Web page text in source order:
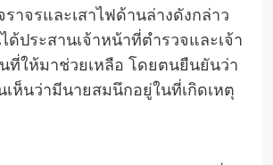
าจรและเสาไฟด้านล่างดังกล่าว
ด้ประสานเจ้าหน้าที่ตำรวจและเจ้า
ที่ให้มาช่วยเหลือ โดยตนยืนยันว่า
ห็นว่ามีนายสมนึกอยู่ในที่เกิดเหตุ